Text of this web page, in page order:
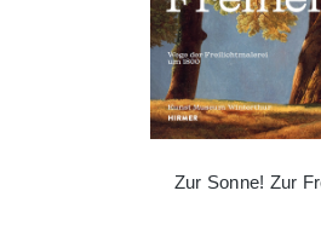
Zur Sonne! Zur